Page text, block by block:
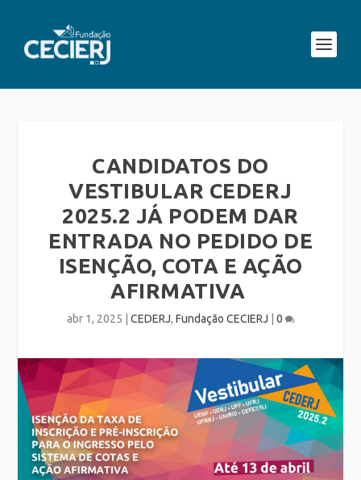
CANDIDATOS DO
VESTIBULAR CEDERJ
2025.2 JÁ PODEM DAR
ENTRADA NO PEDIDO DE
ISENÇÃO, COTA E AÇÃO
AFIRMATIVA
abr 1, 2025 CEDERJ, Fundação CECIERJ 0